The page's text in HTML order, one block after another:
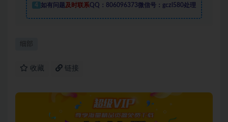
4 如有问题 及时联系QQ：806096373微信号：gczl580处理
细部
收藏 链接